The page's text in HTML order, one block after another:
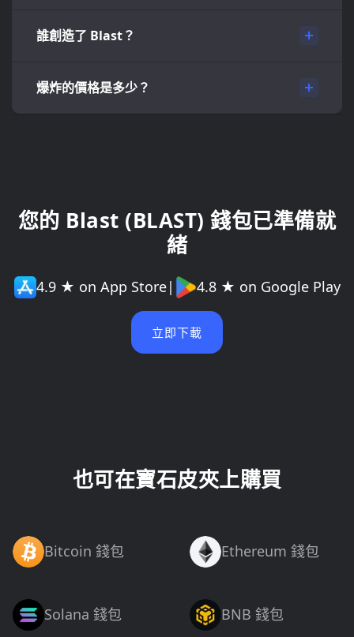
誰創造了 Blast？
爆炸的價格是多少？
您的 Blast (BLAST) 錢包已準備就
緒
4.9 ★ on App Store| 4.8 ★ on Google Play
立即下載
也可在寶石皮夾上購買
Bitcoin 錢包 Ethereum 錢包
Solana 錢包 BNB 錢包